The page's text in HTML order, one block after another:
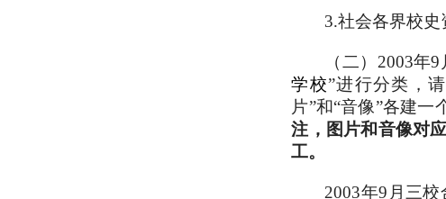
3.社会各界校史
（二）2003年
学校”进行分类，
片”和“音像”各建一
注，图片和音像对
工。
2003年9月三